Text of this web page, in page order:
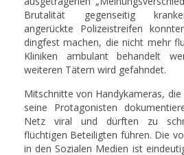
Brutalität gegenseitig
angerückte Polizeistreifen
dingfest machen, die nicht mehr
Kliniken ambulant behandelt
weiteren Tätern wird gefahndet.
Mitschnitte von Handykameras, die
seine Protagonisten
Netz viral und dürften zu
flüchtigen Beteiligten führen. Die
in den Sozialen Medien ist